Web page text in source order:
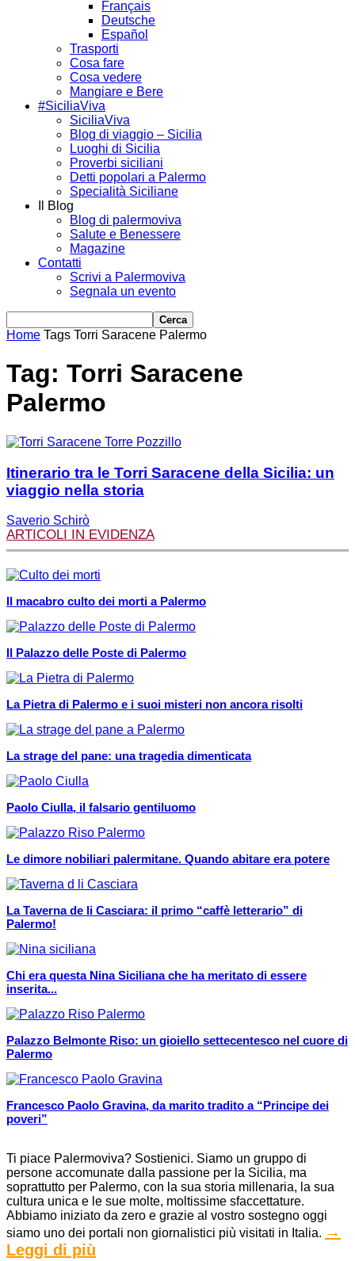
Français
Deutsche
Español
Trasporti
Cosa fare
Cosa vedere
Mangiare e Bere
#SiciliaViva
SiciliaViva
Blog di viaggio – Sicilia
Luoghi di Sicilia
Proverbi siciliani
Detti popolari a Palermo
Specialità Siciliane
Il Blog
Blog di palermoviva
Salute e Benessere
Magazine
Contatti
Scrivi a Palermoviva
Segnala un evento
Home Tags Torri Saracene Palermo
Tag: Torri Saracene
Palermo
Itinerario tra le Torri Saracene della Sicilia: un
viaggio nella storia
Saverio Schirò
ARTICOLI IN EVIDENZA
Il macabro culto dei morti a Palermo
Il Palazzo delle Poste di Palermo
La Pietra di Palermo e i suoi misteri non ancora risolti
La strage del pane: una tragedia dimenticata
Paolo Ciulla, il falsario gentiluomo
Le dimore nobiliari palermitane. Quando abitare era potere
La Taverna de li Casciara: il primo “caffè letterario” di
Palermo!
Chi era questa Nina Siciliana che ha meritato di essere
inserita...
Palazzo Belmonte Riso: un gioiello settecentesco nel cuore di
Palermo
Francesco Paolo Gravina, da marito tradito a “Principe dei
poveri”
Ti piace Palermoviva? Sostienici. Siamo un gruppo di
persone accomunate dalla passione per la Sicilia, ma
soprattutto per Palermo, con la sua storia millenaria, la sua
cultura unica e le sue molte, moltissime sfaccettature.
Abbiamo iniziato da zero e grazie al vostro sostegno oggi
siamo uno dei portali non giornalistici più visitati in Italia. →
Leggi di più